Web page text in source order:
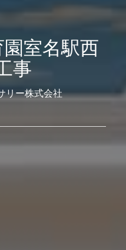
室名駅西
事
リー株式会社